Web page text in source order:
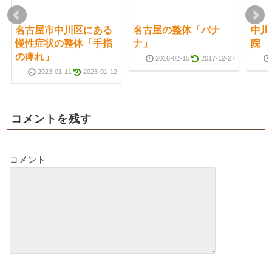
名古屋市中川区にある
慢性症状の整体「手指
の痺れ」
2023-01-11 2023-01-12
名古屋の整体「バナ
ナ」
2016-02-15 2017-12-27
中
院
コメントを残す
コメント